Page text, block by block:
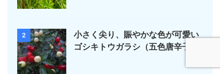
2
小さく尖り、賑やかな色が可愛い
ゴシキトウガラシ（五色唐辛子）